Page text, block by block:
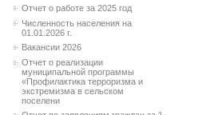
Отчет о работе за 2025 год
Численность населения на
01.01.2026 г.
Вакансии 2026
Отчет о реализации
муниципальной программы
«Профилактика терроризма и
экстремизма в сельском
поселени